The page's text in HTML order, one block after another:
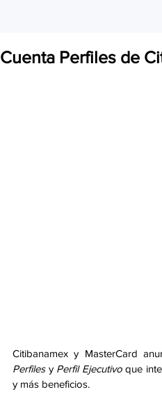
Cuenta Perfiles de
Citibanamex y MasterCard
Perfiles y Perfil Ejecutivo que
y más beneficios.